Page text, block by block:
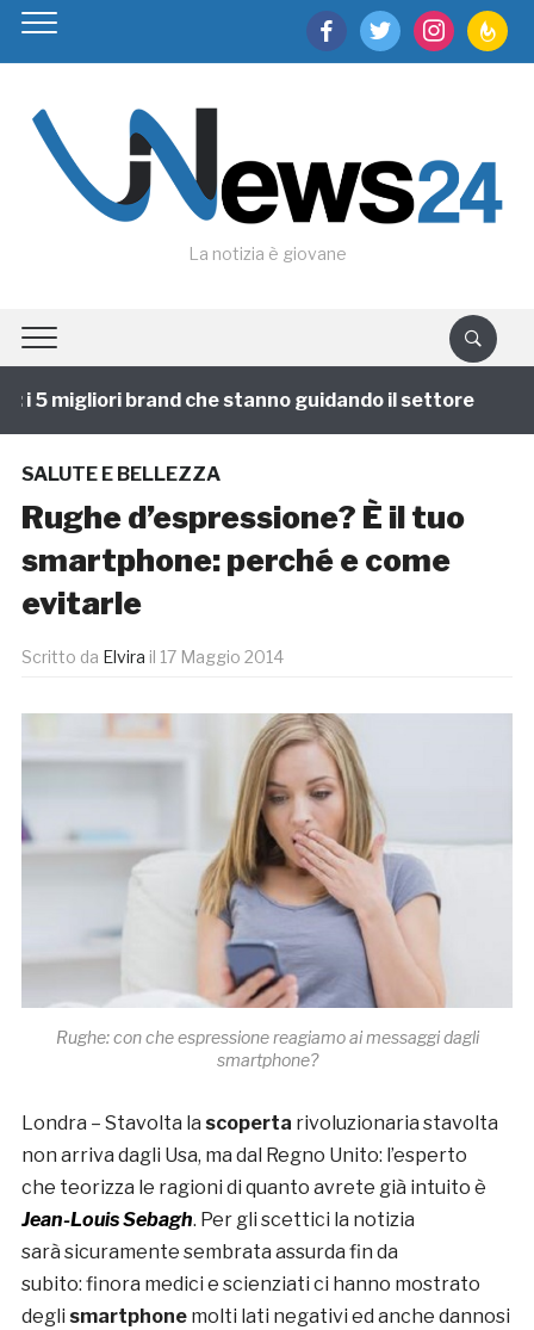
facebooktwitter instagram
La notizia è giovane
migliori brand che stanno guidando il settore
SALUTE E BELLEZZA
Rughe d’espressione? È il tuo
smartphone: perché e come
evitarle
Scritto da Elvira il 17 Maggio 2014
Rughe: con che espressione reagiamo ai messaggi dagli
smartphone?
Londra – Stavolta la scoperta rivoluzionaria stavolta
non arriva dagli Usa, ma dal Regno Unito: l’esperto
che teorizza le ragioni di quanto avrete già intuito è
Jean-Louis Sebagh. Per gli scettici la notizia
sarà sicuramente sembrata assurda fin da
subito: finora medici e scienziati ci hanno mostrato
degli smartphone molti lati negativi ed anche dannosi